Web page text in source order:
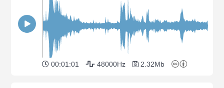
00:01:01 48000Hz 2.32Mb